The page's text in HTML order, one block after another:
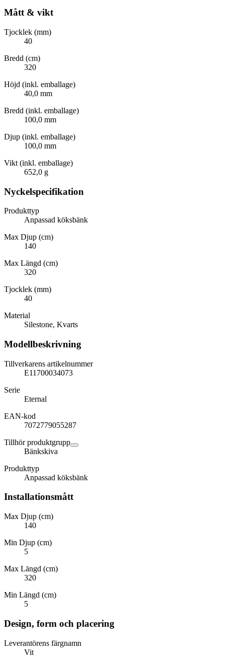
Mått & vikt
Tjocklek (mm)
40
Bredd (cm)
320
Höjd (inkl. emballage)
40,0 mm
Bredd (inkl. emballage)
100,0 mm
Djup (inkl. emballage)
100,0 mm
Vikt (inkl. emballage)
652,0 g
Nyckelspecifikation
Produkttyp
Anpassad köksbänk
Max Djup (cm)
140
Max Längd (cm)
320
Tjocklek (mm)
40
Material
Silestone, Kvarts
Modellbeskrivning
Tillverkarens artikelnummer
E11700034073
Serie
Eternal
EAN-kod
7072779055287
Tillhör produktgrupp
Bänkskiva
Produkttyp
Anpassad köksbänk
Installationsmått
Max Djup (cm)
140
Min Djup (cm)
5
Max Längd (cm)
320
Min Längd (cm)
5
Design, form och placering
Leverantörens färgnamn
Vit